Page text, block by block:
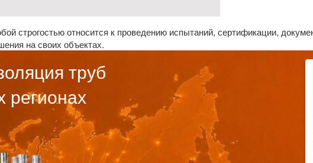
строгостью относится к проведению испытаний, сертификации,
на своих объектах.
труб
регионах